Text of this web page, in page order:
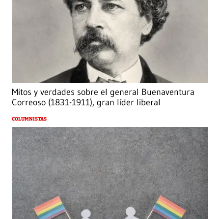
Mitos y verdades sobre el general Buenaventura
Correoso (1831-1911), gran líder liberal
COLUMNISTAS